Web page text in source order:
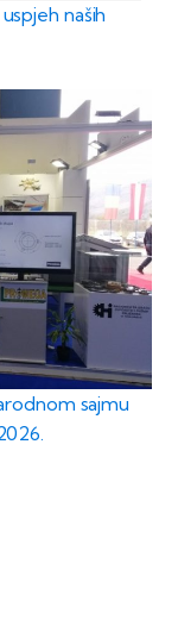
naših
sajmu